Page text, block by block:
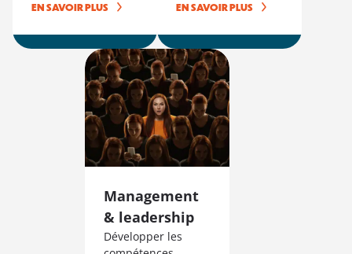
EN SAVOIR PLUS EN SAVOIR PLUS
Management
& leadership
Développer les